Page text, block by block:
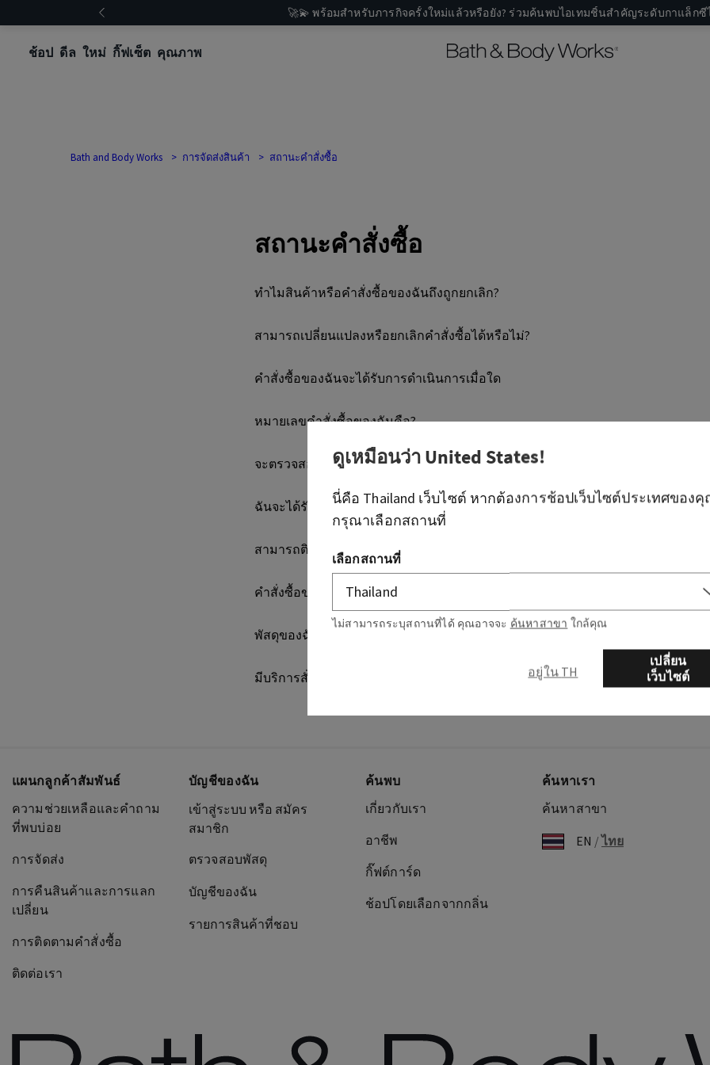
🚀💫 พร้อมสำหรับภารกิจครั้งใหม่แล้วหรือยัง? ร่วมค้นพบไอเทมชิ้นสำคัญระดับกาแล็กซี
ช้อป ดีล ใหม่ กิ๊ฟเซ็ต คุณภาพ
Bath and Body Works การจัดส่งสินค้า สถานะคำสั่งซื้อ
สถานะคำสั่งซื้อ
ทำไมสินค้าหรือคำสั่งซื้อของฉันถึงถูกยกเลิก?
สามารถเปลี่ยนแปลงหรือยกเลิกคำสั่งซื้อได้หรือไม่?
คําสั่งซื้อของฉันจะได้รับการดําเนินการเมื่อใด
หมายเลขคำสั่งซื้อของฉันคือ?
จะตรวจสอบรายละเอียดคำสั่งซื้อของฉันได้อย่างไร?
ฉันจะได้รับอีเมลยืนยันคำสั่งซื้อเมื่อใด?
สามารถติดตามสถานะคำสั่งซื้อได้อย่างไร?
คําสั่งซื้อของฉันจะได้รับการดําเนินการเมื่อใด
พัสดุของฉันไปถึงไหนแล้ว?
มีบริการสั่งซื้อสินค้าหมดชั่วคราวไหม?
แผนกลูกค้าสัมพันธ์
ความช่วยเหลือและคำถาม
ที่พบบ่อย
การจัดส่ง
การคืนสินค้าและการแลก
เปลี่ยน
การติดตามคำสั่งซื้อ
ติดต่อเรา
บัญชีของฉัน
เข้าสู่ระบบ หรือ สมัคร
สมาชิก
ตรวจสอบพัสดุ
บัญชีของฉัน
รายการสินค้าที่ชอบ
ค้นพบ
เกี่ยวกับเรา
อาชีพ
กิ๊ฟต์การ์ด
ช้อปโดยเลือกจากกลิ่น
ค้นหาเรา
ค้นหาสาขา
EN /ไทย
ดูเหมือนว่าUnited States!
นี่คือ Thailand เว็บไซต์ หากต้องการช้อปเว็บไซต์ประเทศของ
กรุณาเลือกสถานที่
เลือกสถานที่
ไม่สามารถระบุสถานที่ได้ คุณอาจจะ ค้นหาสาขา ใกล้คุณ
อยู่ใน TH
เปลี่ยน
เว็บไซต์